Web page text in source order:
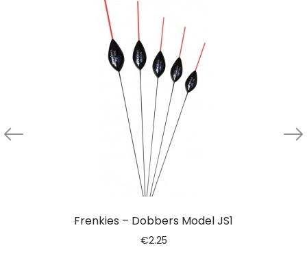
Frenkies – Dobbers Model JS1
€2.25